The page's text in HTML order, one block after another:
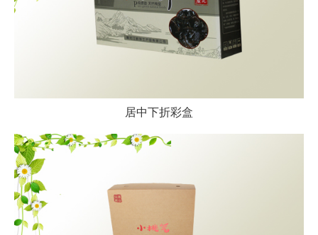
居中下折彩盒